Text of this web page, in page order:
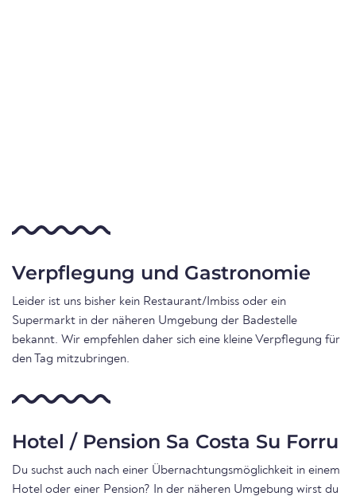
Verpflegung und Gastronomie
Leider ist uns bisher kein Restaurant/Imbiss oder ein
Supermarkt in der näheren Umgebung der Badestelle
bekannt. Wir empfehlen daher sich eine kleine Verpflegung für
den Tag mitzubringen.
Hotel / Pension Sa Costa Su Forru
Du suchst auch nach einer Übernachtungsmöglichkeit in einem
Hotel oder einer Pension? In der näheren Umgebung wirst du